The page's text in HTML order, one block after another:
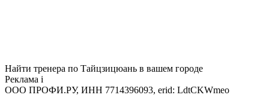
Найти тренера по Тайцзицюань в вашем городе
Реклама i
ООО ПРОФИ.РУ, ИНН 7714396093, erid: LdtCKWmeo